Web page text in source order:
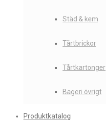
Städ & kem
Tårtbrickor
Tårtkartonger
Bageri övrigt
Produktkatalog